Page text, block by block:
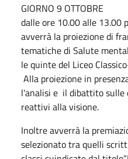
GIORNO 9 OTTOBRE
dalle ore 10.00 alle 13.00
avverrà la proiezione di
tematiche di Salute
le quinte del Liceo
Alla proiezione in
l'analisi e il dibattito sulle
reattivi alla visione.
​Inoltre avverrà la
selezionato tra quelli